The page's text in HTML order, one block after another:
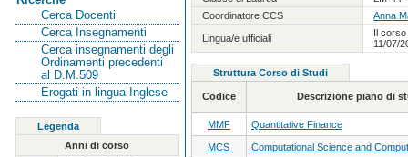
Cerca Docenti
Cerca Insegnamenti
Cerca insegnamenti degli
Ordinamenti precedenti
al D.M.509
Erogati in lingua Inglese
Legenda
Anni di corso
Coordinatore CCS
Anna
Lingua/e ufficiali
Il corso
11/07/
Struttura Corso di Studi
Codice Descrizione piano di
MMF Quantitative Finance
MCS Computational Science and